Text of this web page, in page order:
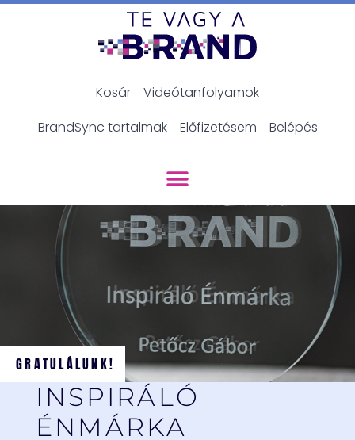
Kosár
Videótanfolyamok
BrandSync tartalmak
Előfizetésem Belépés
INSPIRÁLÓ
ÉNMÁRKA
GRATULÁLUNK!